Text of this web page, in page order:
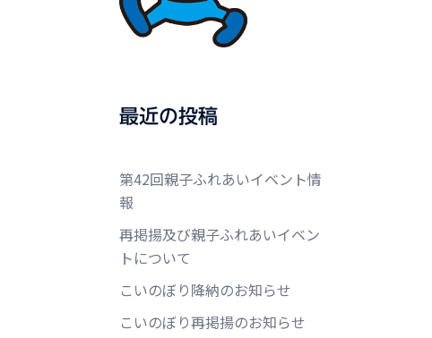
最近の投稿
第42回親子ふれあいイベント情
報
再掲揚及び親子ふれあいイベン
トについて
こいのぼり降納のお知らせ
こいのぼり再掲揚のお知らせ